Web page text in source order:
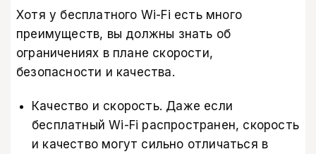
Хотя у бесплатного Wi-Fi есть много
преимуществ, вы должны знать об
ограничениях в плане скорости,
безопасности и качества.
Качество и скорость. Даже если
бесплатный Wi-Fi распространен, скорость
и качество могут сильно отличаться в